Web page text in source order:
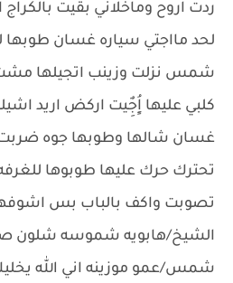
ردت اروح وماخلاني بقيت بالكراج
لحد مااجتي سياره غسان طوبها
شمس نزلت وزينب اتجيلها
كلبي عليها اٍُِجٌِيت اركض اريد
غسان شالها وطوبها جوه
تحترك حرك عليها طوبوها
تصوبت واكف بالباب بس
الشيخ/هابويه شموسه شلون
شمس/عمو موزينه اني الله يخليك